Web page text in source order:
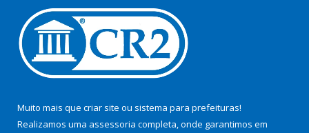
Muito mais que criar site ou sistema para prefeituras!
Realizamos uma assessoria completa, onde garantimos em